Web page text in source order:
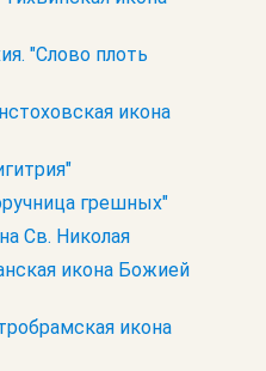
"Слово плоть
икона
грешных"
Св. Николая
икона Божией
икона